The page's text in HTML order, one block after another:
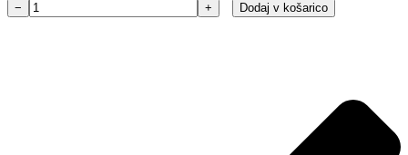
Filter
− + Dodaj v košarico